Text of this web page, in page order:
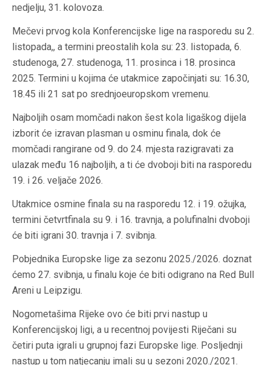
nedjelju, 31. kolovoza.
Mečevi prvog kola Konferencijske lige na rasporedu su 2.
listopada,, a termini preostalih kola su: 23. listopada, 6.
studenoga, 27. studenoga, 11. prosinca i 18. prosinca
2025. Termini u kojima će utakmice započinjati su: 16.30,
18.45 ili 21 sat po srednjoeuropskom vremenu.
Najboljih osam momčadi nakon šest kola ligaškog dijela
izborit će izravan plasman u osminu finala, dok će
momčadi rangirane od 9. do 24. mjesta razigravati za
ulazak među 16 najboljih, a ti će dvoboji biti na rasporedu
19. i 26. veljače 2026.
Utakmice osmine finala su na rasporedu 12. i 19. ožujka,
termini četvrtfinala su 9. i 16. travnja, a polufinalni dvoboji
će biti igrani 30. travnja i 7. svibnja.
Pobjednika Europske lige za sezonu 2025./2026. doznat
ćemo 27. svibnja, u finalu koje će biti odigrano na Red Bull
Areni u Leipzigu.
Nogometašima Rijeke ovo će biti prvi nastup u
Konferencijskoj ligi, a u recentnoj povijesti Riječani su
četiri puta igrali u grupnoj fazi Europske lige. Posljednji
nastup u tom natjecanju imali su u sezoni 2020./2021.